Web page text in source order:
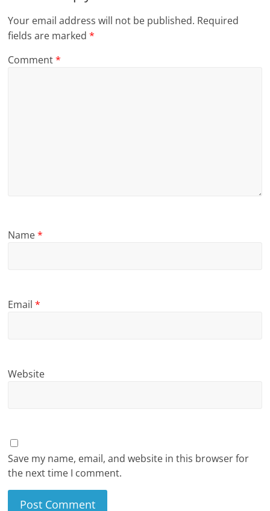
Your email address will not be published. Required
fields are marked*
Comment*
Name*
Email*
Website
Save my name, email, and website in this browser for
the next time I comment.